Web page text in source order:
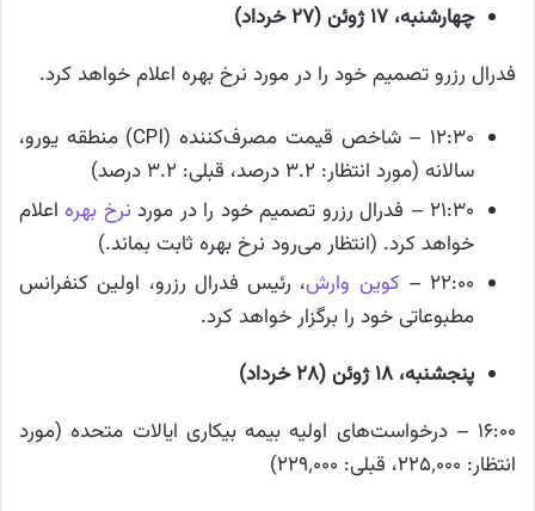
چهارشنبه، ۱۷ ژوئن (۲۷ خرداد)
فدرال رزرو تصمیم خود را در مورد نرخ بهره اعلام خواهد کرد.
۱۲:۳۰ – شاخص قیمت مصرف‌کننده (CPI) منطقه یورو،
سالانه (مورد انتظار: ۳.۲ درصد، قبلی: ۳.۲ درصد)
۲۱:۳۰ – فدرال رزرو تصمیم خود را در مورد
نرخ بهره اعلام
خواهد کرد. (انتظار می‌رود نرخ بهره ثابت بماند.)
۲۲:۰۰ –
کوین وارش، رئیس فدرال رزرو، اولین کنفرانس
مطبوعاتی خود را برگزار خواهد کرد.
پنجشنبه، ۱۸ ژوئن (۲۸ خرداد)
۱۶:۰۰ – درخواست‌های اولیه بیمه بیکاری ایالات متحده (مورد
انتظار: ۲۲۵٬۰۰۰، قبلی: ۲۲۹٬۰۰۰)